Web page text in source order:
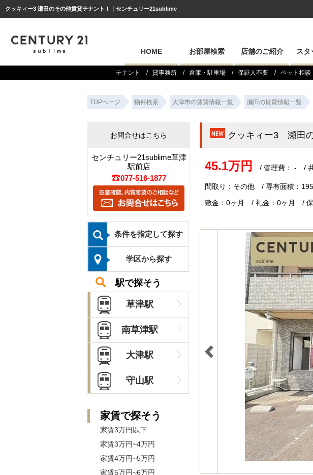
クッキィー3 瀬田のその他賃貸テナント！｜センチュリー21sublime
HOME お部屋検索 店舗のご紹介 スタ
テナント 貸事務所 倉庫・駐車場 保証人不要 ペット相談
TOPページ 物件検索 大津市の賃貸情報一覧 瀬田の賃貸情報一覧
クッキィー3 瀬田
45.1万円 / 管理費： - /
間取り：その他 / 専有面積：
敷金：0ヶ月 / 礼金：0ヶ月 /
お問合せはこちら
センチュリー21sublime草津
駅前店
077-516-1877
条件を指定して探す
学区から探す
駅で探そう
草津駅
南草津駅
大津駅
守山駅
家賃で探そう
家賃3万円以下
家賃3万円~4万円
家賃4万円~5万円
家賃5万円~6万円